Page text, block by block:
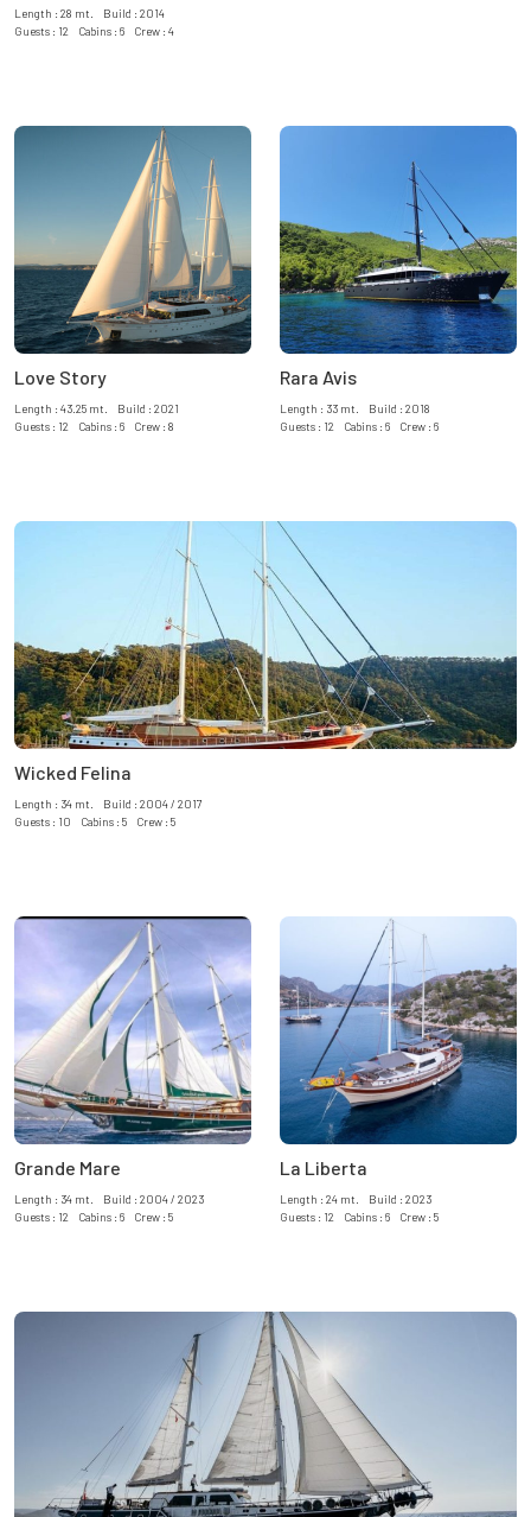
Length : 28 mt. Build : 2014
Guests : 12 Cabins : 6 Crew : 4
Love Story
Length : 43.25 mt. Build : 2021
Guests : 12 Cabins : 6 Crew : 8
Rara Avis
Length : 33 mt. Build : 2018
Guests : 12 Cabins : 6 Crew : 6
Wicked Felina
Length : 34 mt. Build : 2004 / 2017
Guests : 10 Cabins : 5 Crew : 5
Grande Mare
Length : 34 mt. Build : 2004 / 2023
Guests : 12 Cabins : 6 Crew : 5
La Liberta
Length : 24 mt. Build : 2023
Guests : 12 Cabins : 6 Crew : 5